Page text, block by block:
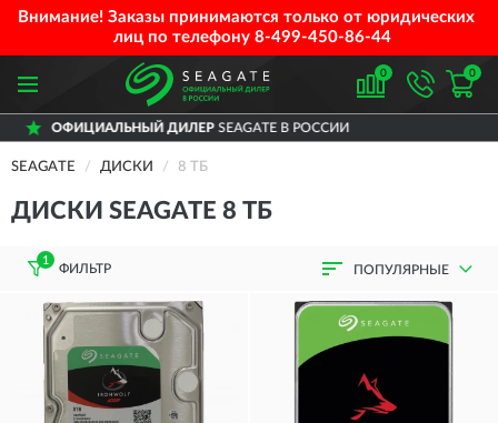
Внимание! Заказы принимаются только от юридических
лиц по телефону 8-499-450-86-44
0 0
ДИЛЕРSEAGATE В РОССИИ
SEAGATE ДИСКИ 8 ТБ
ДИСКИ SEAGATE 8 ТБ
1
ФИЛЬТР ПОПУЛЯРНЫЕ